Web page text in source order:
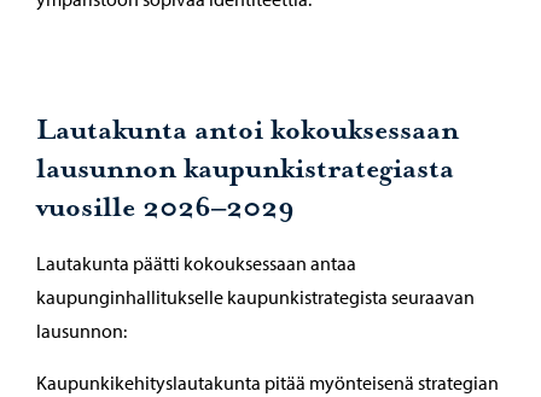
Lautakunta antoi kokouksessaan
lausunnon kaupunkistrategiasta
vuosille 2026–2029
Lautakunta päätti kokouksessaan antaa
kaupunginhallitukselle kaupunkistrategista seuraavan
lausunnon:
Kaupunkikehityslautakunta pitää myönteisenä strategian